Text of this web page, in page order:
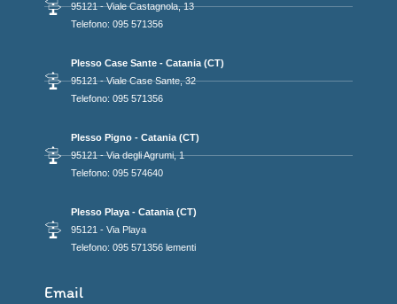
95121 - Viale Castagnola, 13
Telefono: 095 571356
Plesso Case Sante - Catania (CT)
95121 - Viale Case Sante, 32
Telefono: 095 571356
Plesso Pigno - Catania (CT)
95121 - Via degli Agrumi, 1
Telefono: 095 574640
Plesso Playa - Catania (CT)
95121 - Via Playa
Telefono: 095 571356 lementi
Email